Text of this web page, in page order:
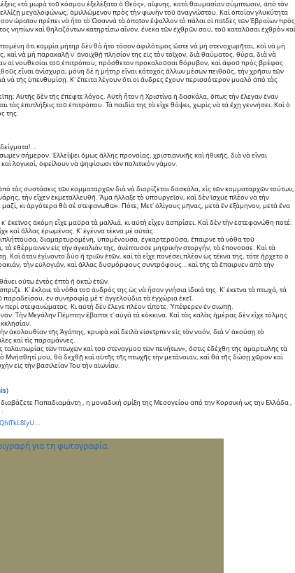
«τὰ μωρὰ τοῦ κόσμου ἐξελέξατο ὁ Θεός», αἴφνης, κατὰ θαυμασίαν σύμπτωσιν, ἀπὸ τὸν
μεγαλοφώνως, ἁμιλλώμενον πρὸς τὴν φωνὴν τοῦ ἀναγνώστου. Καὶ ὁποίαν γλυκύτητα
ὡραῖον πρέπει νὰ ἦτο τὸ Ὡσαννὰ τὸ ὁποῖον ἔψαλλον τὸ πάλαι οἱ παῖδες τῶν Ἑβραίων πρὸς
νηπίων καὶ θηλαζόντων κατηρτίσω αἶνον, ἕνεκα τῶν ἐχθρῶν σου, τοῦ καταλῦσαι ἐχθρὸν καὶ
ὅτι καμμία μήτηρ δὲν θὰ ἦτο τόσον ἀφιλότιμος ὥστε νὰ μὴ στενοχωρῆται, καὶ νὰ μὴ
νὰ μὴ παρακαλῇ ν᾽ ἀνοιχθῇ πλησίον της εἰς τὸν τοῖχον, διὰ θαύματος, θύρα, διὰ νὰ
αἱ νουθεσίαι τοῦ ἐπιτρόπου, πρόσθετον προκαλοῦσαι θόρυβον, καὶ ἀφοῦ πρὸς βρέφος
εἶναι ἀνίσχυρα, μόνη δὲ ἡ μήτηρ εἶναι κάτοχος ἄλλων μέσων πειθοῦς, τὴν χρῆσιν τῶν
νὰ τῆς ὑπενθυμίσῃ. Κ᾽ ἔπειτα λέγουν ὅτι οἱ ἄνδρες ἔχουν περισσότερον μυαλὸ ἀπὸ τὰς
Αὐτῆς δὲν τῆς ἔπεφτε λόγος. Αὐτὴ ἦτον ἡ Χριστίνα ἡ δασκάλα, ὅπως τὴν ἔλεγαν ἕναν
τὰς ἐπιπλήξεις τοῦ ἐπιτρόπου. Τὰ παιδία της τὰ εἶχε θάψει, χωρὶς νὰ τὰ ἔχῃ γεννήσει. Καὶ ὁ
της.
σήμερον. Ἐλλείψει ὅμως ἄλλης προνοίας, χριστιανικῆς καὶ ἠθικῆς, διὰ νὰ εἶναι
λογικοί, ὀφείλουν νὰ ψηφίσωσι τὸν πολιτικὸν γάμον.
τὰς συστάσεις τῶν κομματαρχῶν διὰ νὰ διορίζεται δασκάλα, εἷς τῶν κομματαρχῶν τούτων,
τὴν εἶχεν ἐκμεταλλευθῆ. Ἅμα ἤλλαξε τὸ ὑπουργεῖον, καὶ δὲν ἴσχυε πλέον νὰ τὴν
κι ἀργότερα θὰ σὲ στεφανωθῶ». Πότε; Μετ᾽ ὀλίγους μῆνας, μετὰ ἓν ἑξάμηνον, μετὰ ἕνα
ἐκεῖνος ἀκόμη εἶχε μαῦρα τὰ μαλλιά, κι αὐτὴ εἶχεν ἀσπρίσει. Καὶ δὲν τὴν ἐστεφανώθη ποτέ.
καὶ ἄλλας ἐρωμένας. Κ᾽ ἐγέννα τέκνα μὲ αὐτάς.
διαμαρτυρομένη, ὑπομένουσα, ἐγκαρτεροῦσα, ἔπαιρνε τὰ νόθα τοῦ
τὰ ἐθέρμαινεν εἰς τὴν ἀγκαλιάν της, ἀνέπτυσσε μητρικὴν στοργήν, τὰ ἐπονοῦσε. Καὶ τὰ
Καὶ ὅταν ἐγίνοντο δύο ἢ τριῶν ἐτῶν, καὶ τὰ εἶχε πονέσει πλέον ὡς τέκνα της, τότε ἤρχετο ὁ
τὴν εὐλογιάν, καὶ ἄλλας δυσμόρφους συντρόφους… καὶ τῆς τὰ ἔπαιρνεν ἀπὸ τὴν
οὕτω ἐντὸς ἑπτὰ ἢ ὀκτὼ ἐτῶν.
Κ᾽ ἔκλαιε τὰ νόθα τοῦ ἀνδρός της ὡς νὰ ἦσαν γνήσια ἰδικά της. Κ᾽ ἐκεῖνα τὰ πτωχά, τὰ
παραδείσου, ἐν συντροφίᾳ μὲ τ᾽ ἀγγελούδια τὰ ἐγχώρια ἐκεῖ.
περὶ στεφανώματος. Κι αὐτὴ δὲν ἔλεγε πλέον τίποτε. Ὑπέφερεν ἐν σιωπῇ.
Τὴν Μεγάλην Πέμπτην ἔβαπτε τ᾽ αὐγὰ τὰ κόκκινα. Καὶ τὰς καλὰς ἡμέρας δὲν εἶχε τόλμης
ἀκολουθίαν τῆς Ἀγάπης, κρυφὰ καὶ δειλὰ εἰσεῖρπεν εἰς τὸν ναόν, διὰ ν᾽ ἀκούσῃ τὸ
καὶ τὶς παραμάννες.
ταλαιπωρίας τῶν πτωχῶν καὶ τοῦ στεναγμοῦ τῶν πενήτων», ὅστις ἐδέχθη τῆς ἁμαρτωλῆς τὰ
Μνήσθητί μου, θὰ δεχθῇ καὶ αὐτῆς τῆς πτωχῆς τὴν μετάνοιαν, καὶ θὰ τῆς δώσῃ χῶρον καὶ
εἰς τὴν βασιλείαν Του τὴν αἰωνίαν.
)
διαβάζετε Παπαδιαμάντη , η μοναδική σμίξη της Μεσογείου από την Κορσική ως την Ελλάδα ,